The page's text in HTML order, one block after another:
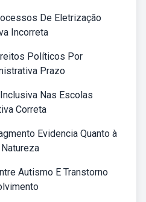
De Eletrização
Incorreta
Políticos Por
Prazo
Nas Escolas
Correta
Evidencia Quanto à
Autismo E Transtorno